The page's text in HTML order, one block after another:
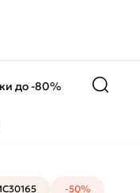
до -80%
-50%